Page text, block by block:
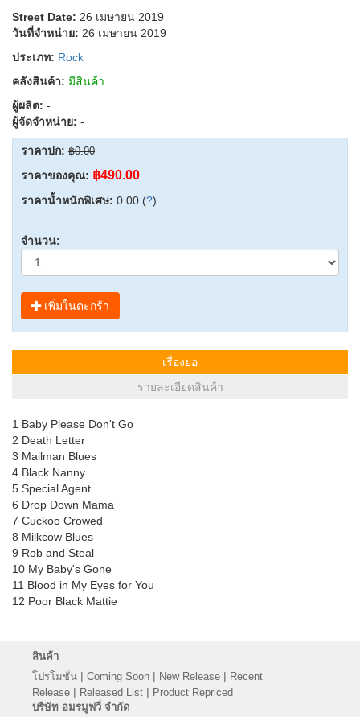
Street Date: 26 เมษายน 2019
วันที่จำหน่าย: 26 เมษายน 2019
ประเภท: Rock
คลังสินค้า: มีสินค้า
ผู้ผลิต: -
ผู้จัดจำหน่าย: -
ราคาปก: ฿0.00
ราคาของคุณ: ฿490.00
ราคาน้ำหนักพิเศษ: 0.00 (?)
จำนวน:
เพิ่มในตะกร้า
เรื่องย่อ
รายละเอียดสินค้า
1 Baby Please Don't Go
2 Death Letter
3 Mailman Blues
4 Black Nanny
5 Special Agent
6 Drop Down Mama
7 Cuckoo Crowed
8 Milkcow Blues
9 Rob and Steal
10 My Baby's Gone
11 Blood in My Eyes for You
12 Poor Black Mattie
สินค้า
โปรโมชั่น | Coming Soon | New Release | Recent
Release | Released List | Product Repriced
บริษัท อมรมูฟวี่ จำกัด